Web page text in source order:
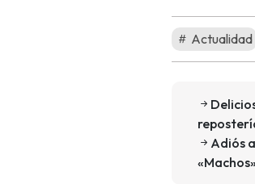
Actualidad
Adiós